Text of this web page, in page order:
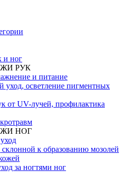
и ног
РУК
и питание
уход, осветление пигментных
от UV-лучей, профилактика
НОГ
склонной к образованию мозолей
за ногтями ног